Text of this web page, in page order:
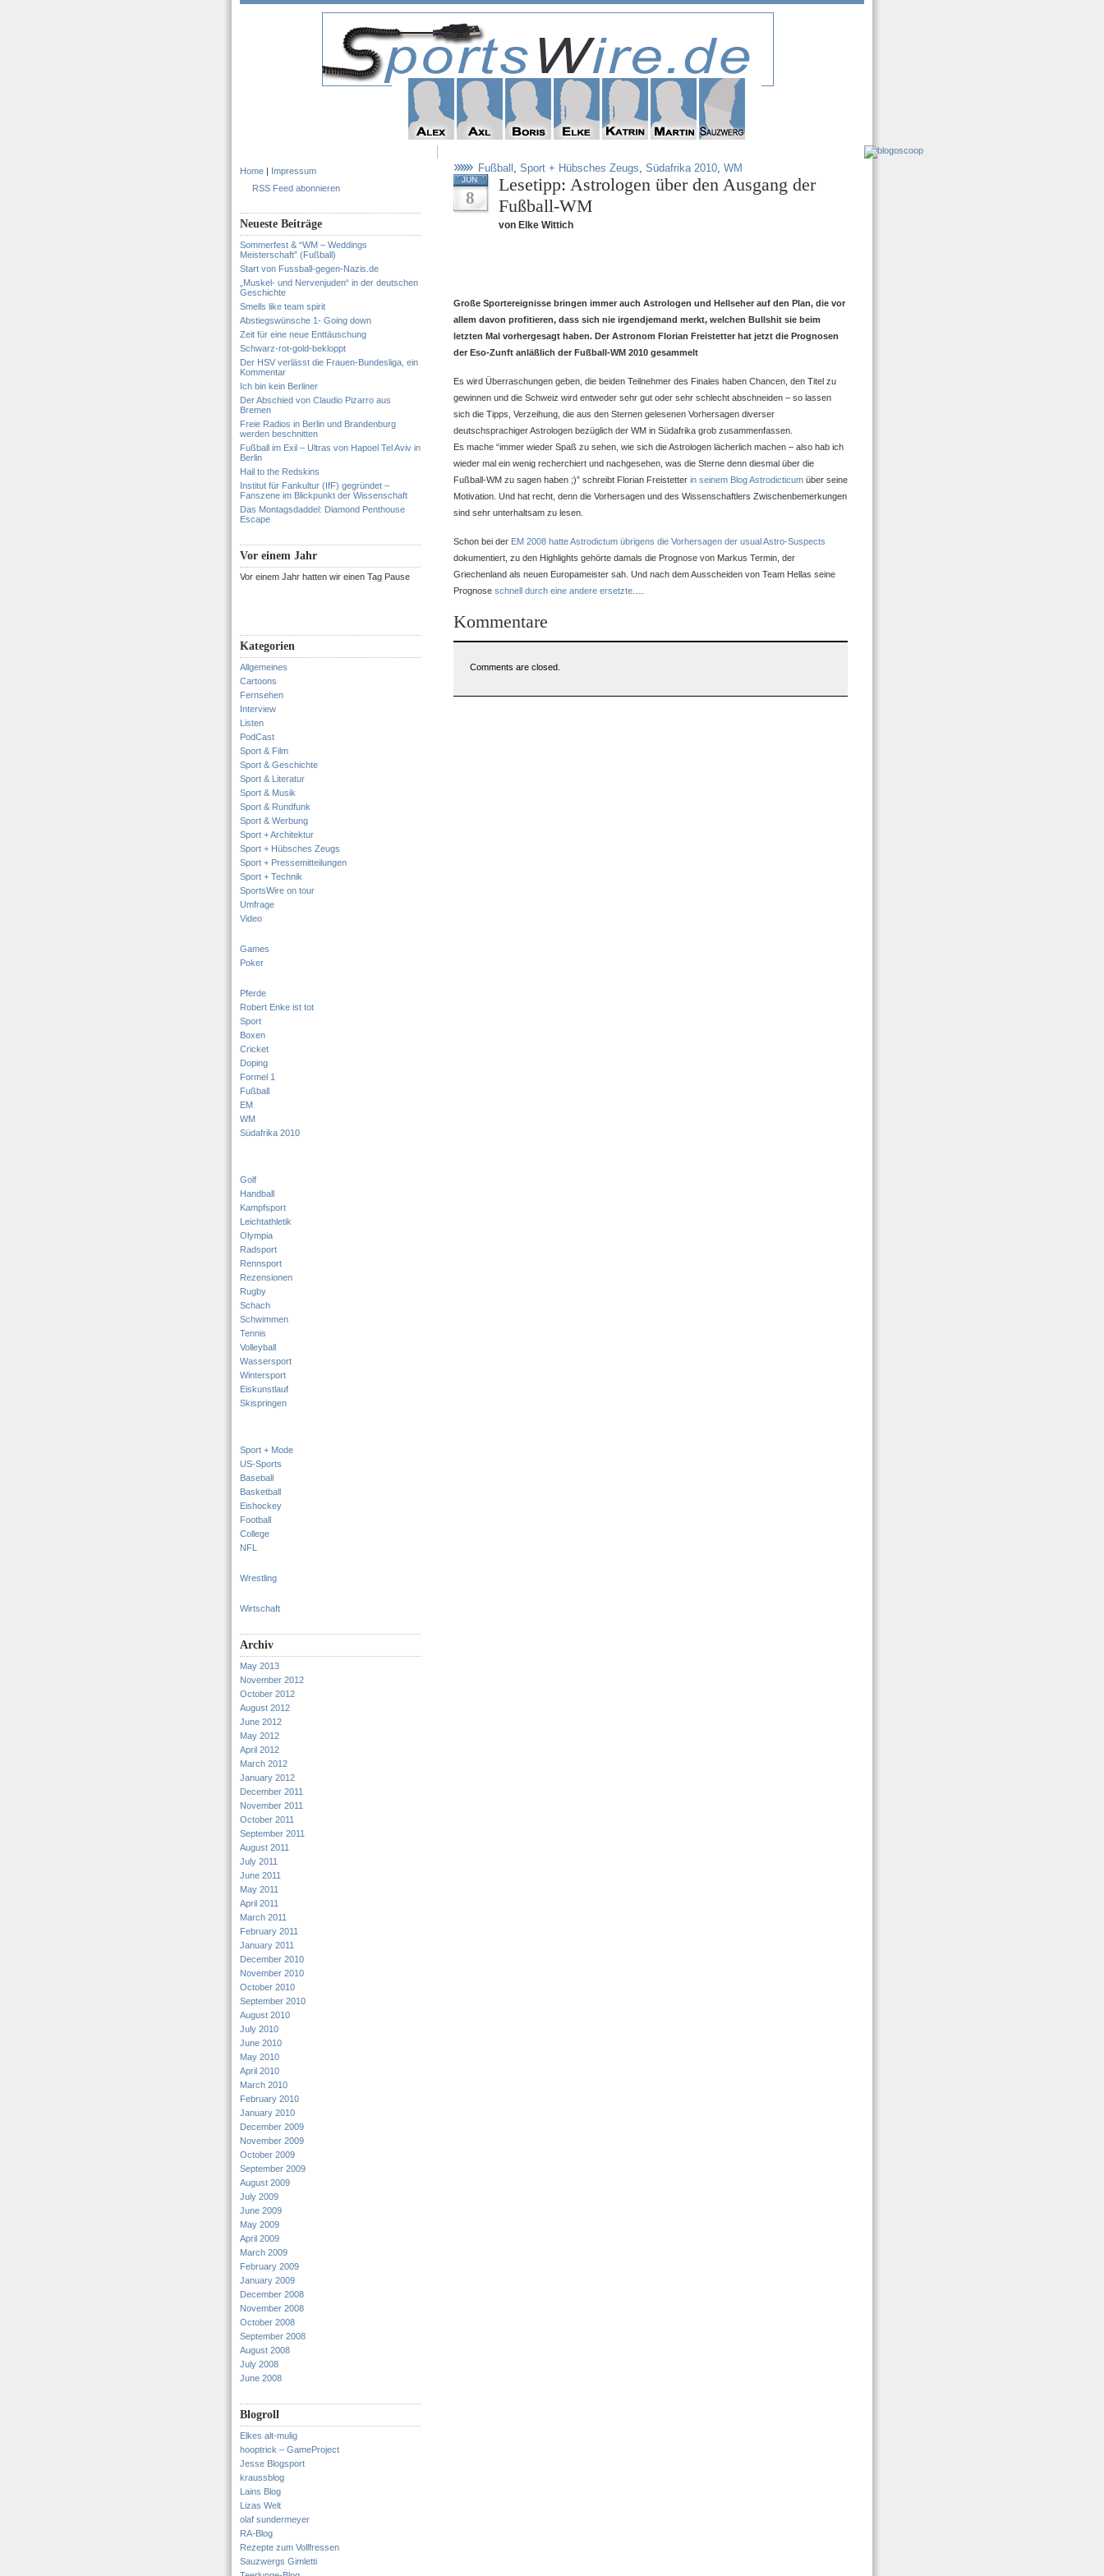
Home | Impressum
RSS Feed abonnieren
Neueste Beiträge
Sommerfest & “WM – Weddings
Meisterschaft” (Fußball)
Start von Fussball-gegen-Nazis.de
„Muskel- und Nervenjuden“ in der deutschen
Geschichte
Smells like team spirit
Abstiegswünsche 1- Going down
Zeit für eine neue Enttäuschung
Schwarz-rot-gold-bekloppt
Der HSV verlässt die Frauen-Bundesliga, ein
Kommentar
Ich bin kein Berliner
Der Abschied von Claudio Pizarro aus
Bremen
Freie Radios in Berlin und Brandenburg
werden beschnitten
Fußball im Exil – Ultras von Hapoel Tel Aviv in
Berlin
Hail to the Redskins
Institut für Fankultur (IfF) gegründet –
Fanszene im Blickpunkt der Wissenschaft
Das Montagsdaddel: Diamond Penthouse
Escape
Vor einem Jahr
Vor einem Jahr hatten wir einen Tag Pause
Kategorien
Allgemeines
Cartoons
Fernsehen
Interview
Listen
PodCast
Sport & Film
Sport & Geschichte
Sport & Literatur
Sport & Musik
Sport & Rundfunk
Sport & Werbung
Sport + Architektur
Sport + Hübsches Zeugs
Sport + Pressemitteilungen
Sport + Technik
SportsWire on tour
Umfrage
Video
Games
Poker
Pferde
Robert Enke ist tot
Sport
Boxen
Cricket
Doping
Formel 1
Fußball
EM
WM
Südafrika 2010
Golf
Handball
Kampfsport
Leichtathletik
Olympia
Radsport
Rennsport
Rezensionen
Rugby
Schach
Schwimmen
Tennis
Volleyball
Wassersport
Wintersport
Eiskunstlauf
Skispringen
Sport + Mode
US-Sports
Baseball
Basketball
Eishockey
Football
College
NFL
Wrestling
Wirtschaft
Archiv
May 2013
November 2012
October 2012
August 2012
June 2012
May 2012
April 2012
March 2012
January 2012
December 2011
November 2011
October 2011
September 2011
August 2011
July 2011
June 2011
May 2011
April 2011
March 2011
February 2011
January 2011
December 2010
November 2010
October 2010
September 2010
August 2010
July 2010
June 2010
May 2010
April 2010
March 2010
February 2010
January 2010
December 2009
November 2009
October 2009
September 2009
August 2009
July 2009
June 2009
May 2009
April 2009
March 2009
February 2009
January 2009
December 2008
November 2008
October 2008
September 2008
August 2008
July 2008
June 2008
Blogroll
Elkes alt-mulig
hooptrick – GameProject
Jesse Blogsport
kraussblog
Lains Blog
Lizas Welt
olaf sundermeyer
RA-Blog
Rezepte zum Vollfressen
Sauzwergs Gimletti
Fußball , Sport + Hübsches Zeugs, Südafrika 2010, WM
JUN
8
Lesetipp: Astrologen über den Ausgang der
Fußball-WM
von Elke Wittich
Große Sportereignisse bringen immer auch Astrologen und Hellseher auf den Plan, die vor
allem davon profitieren, dass sich nie irgendjemand merkt, welchen Bullshit sie beim
letzten Mal vorhergesagt haben. Der Astronom Florian Freistetter hat jetzt die Prognosen
der Eso-Zunft anläßlich der Fußball-WM 2010 gesammelt
Es wird Überraschungen geben, die beiden Teilnehmer des Finales haben Chancen, den Titel zu
gewinnen und die Schweiz wird entweder sehr gut oder sehr schlecht abschneiden – so lassen
sich die Tipps, Verzeihung, die aus den Sternen gelesenen Vorhersagen diverser
deutschsprachiger Astrologen bezüglich der WM in Südafrika grob zusammenfassen.
Es mache “immer wieder Spaß zu sehen, wie sich die Astrologen lächerlich machen – also hab ich
wieder mal ein wenig recherchiert und nachgesehen, was die Sterne denn diesmal über die
Fußball-WM zu sagen haben ;)” schreibt Florian Freistetter in seinem Blog Astrodicticum über seine
Motivation. Und hat recht, denn die Vorhersagen und des Wissenschaftlers Zwischenbemerkungen
sind sehr unterhaltsam zu lesen.
Schon bei der EM 2008 hatte Astrodictum übrigens die Vorhersagen der usual Astro-Suspects
dokumentiert, zu den Highlights gehörte damals die Prognose von Markus Termin, der
Griechenland als neuen Europameister sah. Und nach dem Ausscheiden von Team Hellas seine
Prognose schnell durch eine andere ersetzte
Kommentare
Comments are closed.